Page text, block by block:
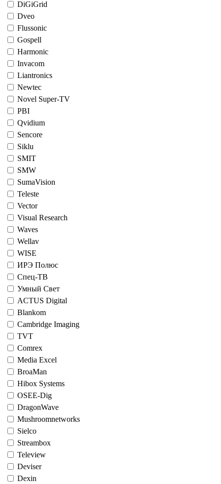
DiGiGrid
Dveo
Flussonic
Gospell
Harmonic
Invacom
Liantronics
Newtec
Novel Super-TV
PBI
Qvidium
Sencore
Siklu
SMIT
SMW
SumaVision
Teleste
Vector
Visual Research
Waves
Wellav
WISE
ИРЭ Полюс
Спец-ТВ
Умный Свет
ACTUS Digital
Blankom
Cambridge Imaging
TVT
Comrex
Media Excel
BroaMan
Hibox Systems
OSEE-Dig
DragonWave
Mushroomnetworks
Sielco
Streambox
Teleview
Deviser
Dexin